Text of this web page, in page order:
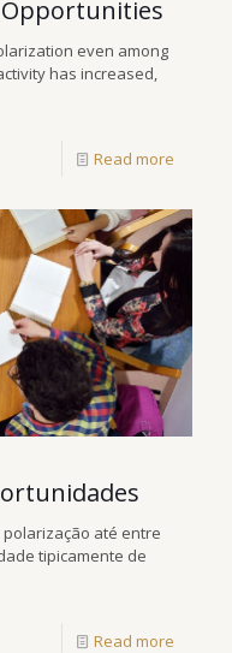
Opportunities
even among
has increased,
Read more
até entre
tipicamente de
Read more